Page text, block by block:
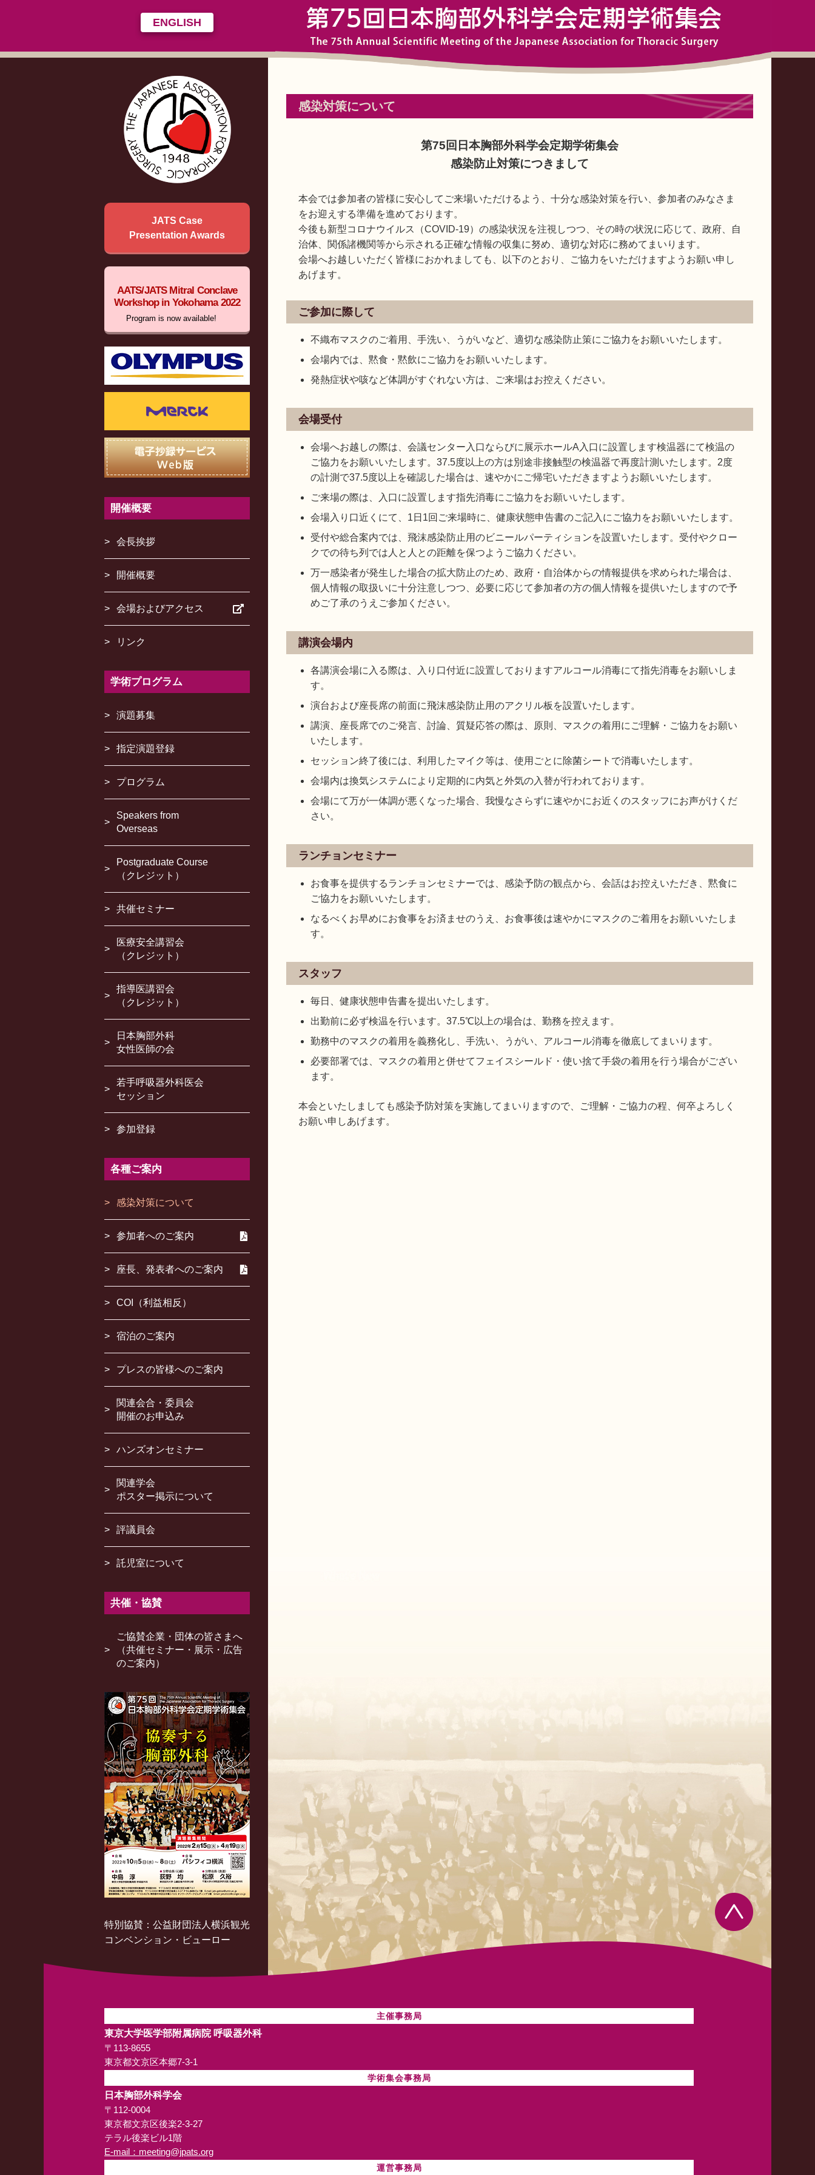
ENGLISH
JATS Case
Presentation Awards
AATS/JATS Mitral Conclave
Workshop in Yokohama 2022
Program is now available!
開催概要
会長挨拶
開催概要
会場およびアクセス
リンク
学術プログラム
演題募集
指定演題登録
プログラム
Speakers from
Overseas
Postgraduate Course
（クレジット）
共催セミナー
医療安全講習会
（クレジット）
指導医講習会
（クレジット）
日本胸部外科
女性医師の会
若手呼吸器外科医会
セッション
参加登録
各種ご案内
感染対策について
参加者へのご案内
座長、発表者へのご案内
COI（利益相反）
宿泊のご案内
プレスの皆様へのご案内
関連会合・委員会
開催のお申込み
ハンズオンセミナー
関連学会
ポスター掲示について
評議員会
託児室について
共催・協賛
ご協賛企業・団体の皆さまへ
（共催セミナー・展示・広告
のご案内）
特別協賛：公益財団法人横浜観光
コンベンション・ビューロー
感染対策について
第75回日本胸部外科学会定期学術集会
感染防止対策につきまして
本会では参加者の皆様に安心してご来場いただけるよう、十分な感染対策を行い、参加者のみなさま
をお迎えする準備を進めております。
今後も新型コロナウイルス（COVID-19）の感染状況を注視しつつ、その時の状況に応じて、政府、自
治体、関係諸機関等から示される正確な情報の収集に努め、適切な対応に務めてまいります。
会場へお越しいただく皆様におかれましても、以下のとおり、ご協力をいただけますようお願い申し
あげます。
ご参加に際して
不織布マスクのご着用、手洗い、うがいなど、適切な感染防止策にご協力をお願いいたします。
会場内では、黙食・黙飲にご協力をお願いいたします。
発熱症状や咳など体調がすぐれない方は、ご来場はお控えください。
会場受付
会場へお越しの際は、会議センター入口ならびに展示ホールA入口に設置します検温器にて検温の
ご協力をお願いいたします。37.5度以上の方は別途非接触型の検温器で再度計測いたします。2度
の計測で37.5度以上を確認した場合は、速やかにご帰宅いただきますようお願いいたします。
ご来場の際は、入口に設置します指先消毒にご協力をお願いいたします。
会場入り口近くにて、1日1回ご来場時に、健康状態申告書のご記入にご協力をお願いいたします。
受付や総合案内では、飛沫感染防止用のビニールパーティションを設置いたします。受付やクロー
クでの待ち列では人と人との距離を保つようご協力ください。
万一感染者が発生した場合の拡大防止のため、政府・自治体からの情報提供を求められた場合は、
個人情報の取扱いに十分注意しつつ、必要に応じて参加者の方の個人情報を提供いたしますので予
めご了承のうえご参加ください。
講演会場内
各講演会場に入る際は、入り口付近に設置しておりますアルコール消毒にて指先消毒をお願いしま
す。
演台および座長席の前面に飛沫感染防止用のアクリル板を設置いたします。
講演、座長席でのご発言、討論、質疑応答の際は、原則、マスクの着用にご理解・ご協力をお願い
いたします。
セッション終了後には、利用したマイク等は、使用ごとに除菌シートで消毒いたします。
会場内は換気システムにより定期的に内気と外気の入替が行われております。
会場にて万が一体調が悪くなった場合、我慢なさらずに速やかにお近くのスタッフにお声がけくだ
さい。
ランチョンセミナー
お食事を提供するランチョンセミナーでは、感染予防の観点から、会話はお控えいただき、黙食に
ご協力をお願いいたします。
なるべくお早めにお食事をお済ませのうえ、お食事後は速やかにマスクのご着用をお願いいたしま
す。
スタッフ
毎日、健康状態申告書を提出いたします。
出勤前に必ず検温を行います。37.5℃以上の場合は、勤務を控えます。
勤務中のマスクの着用を義務化し、手洗い、うがい、アルコール消毒を徹底してまいります。
必要部署では、マスクの着用と併せてフェイスシールド・使い捨て手袋の着用を行う場合がござい
ます。
本会といたしましても感染予防対策を実施してまいりますので、ご理解・ご協力の程、何卒よろしく
お願い申しあげます。
主催事務局
東京大学医学部附属病院 呼吸器外科
〒113-8655
東京都文京区本郷7-3-1
学術集会事務局
日本胸部外科学会
〒112-0004
東京都文京区後楽2-3-27
テラル後楽ビル1階
E-mail： meeting@jpats.org
運営事務局